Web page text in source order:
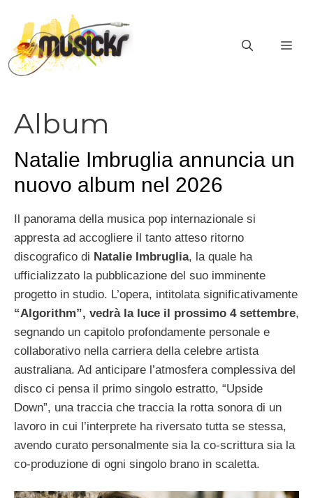
contenuto
Album
Natalie Imbruglia annuncia un
nuovo album nel 2026
Il panorama della musica pop internazionale si
appresta ad accogliere il tanto atteso ritorno
discografico di Natalie Imbruglia, la quale ha
ufficializzato la pubblicazione del suo imminente
progetto in studio. L’opera, intitolata significativamente
“Algorithm”, vedrà la luce il prossimo 4 settembre,
segnando un capitolo profondamente personale e
collaborativo nella carriera della celebre artista
australiana. Ad anticipare l’atmosfera complessiva del
disco ci pensa il primo singolo estratto, “Upside
Down”, una traccia che traccia la rotta sonora di un
lavoro in cui l’interprete ha riversato tutta se stessa,
avendo curato personalmente sia la co-scrittura sia la
co-produzione di ogni singolo brano in scaletta.